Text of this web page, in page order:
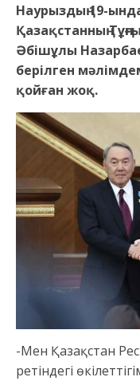
Наурыздың 19-
Қазақстанның
Әбішұлы
берілген
қойған жоқ.
-Мен Қазақстан
ретіндегі